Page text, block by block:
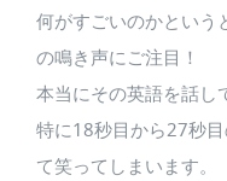
何がすごいのかという
の鳴き声にご注目！
本当にその英語を話し
特に18秒目から27秒
て笑ってしまいます。